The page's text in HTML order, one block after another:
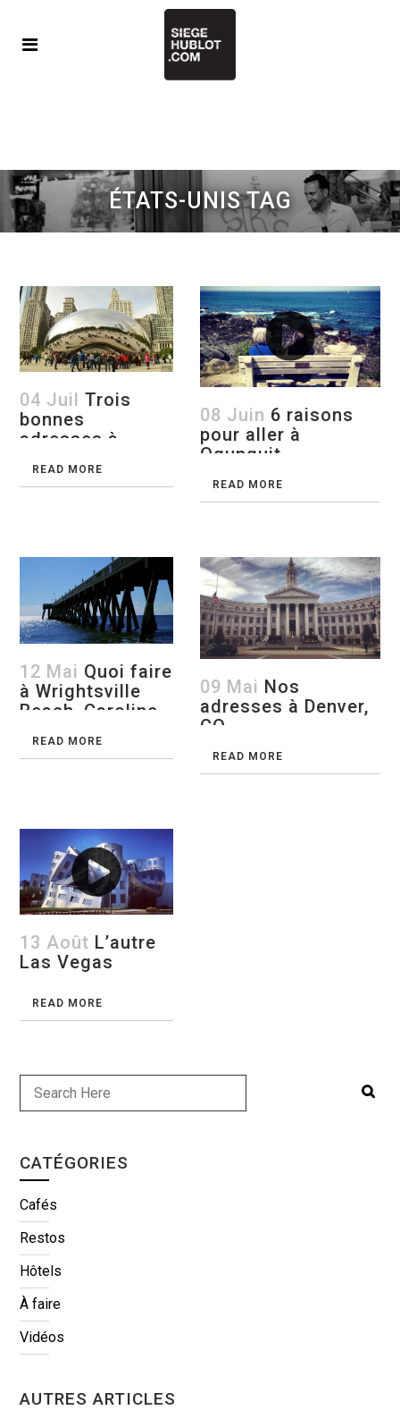
ÉTATS-UNIS TAG
04 Juil Trois
bonnes
adresses à
READ MORE
08 Juin 6 raisons
pour aller à
Ogunquit
READ MORE
12 Mai Quoi faire
à Wrightsville
Beach, Caroline
READ MORE
09 Mai Nos
adresses à Denver,
CO
READ MORE
13 Août L’autre
Las Vegas
READ MORE
CATÉGORIES
Cafés
Restos
Hôtels
À faire
Vidéos
AUTRES ARTICLES